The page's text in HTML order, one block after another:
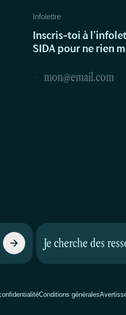
Infolettre
Inscris-toi à
SIDA pour ne rien
Je cherche des
Conditions générales